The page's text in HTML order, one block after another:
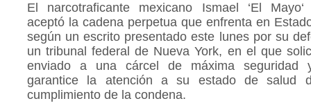
El narcotraficante mexicano Ismael ‘El Mayo‘
aceptó la cadena perpetua que enfrenta en
según un escrito presentado este lunes por su
un tribunal federal de Nueva York, en el que
enviado a una cárcel de máxima seguridad
garantice la atención a su estado de salud
cumplimiento de la condena.